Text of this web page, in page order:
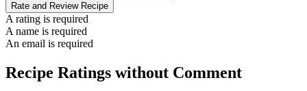
Rate and Review Recipe
A rating is required
A name is required
An email is required
Recipe Ratings without Comment